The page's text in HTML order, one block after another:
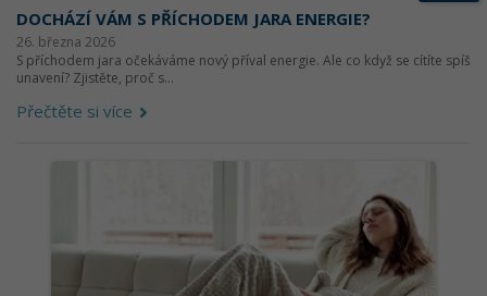
DOCHÁZÍ VÁM S PŘÍCHODEM JARA ENERGIE?
26. března 2026
S příchodem jara očekáváme nový příval energie. Ale co když se cítíte spíš
unavení? Zjistěte, proč s...
Přečtěte si více